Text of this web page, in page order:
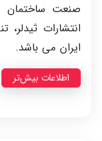
صنعت
انتشارات
ایران می باشد.
اطلاعات بیش‌تر